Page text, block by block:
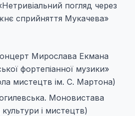
погляд через
сприйняття Мукачева»
Мирослава Екмана
фортепіанної музики»
мистецтв ім. С. Мартона)
Моновистава
і мистецтв)